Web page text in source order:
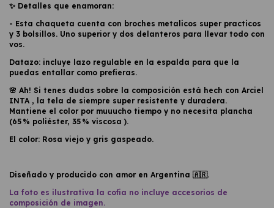
✨ Detalles que enamoran:
- Esta chaqueta cuenta con broches metalicos super practicos
y 3 bolsillos. Uno superior y dos delanteros para llevar todo con
vos.
Datazo: incluye lazo regulable en la espalda para que la
puedas entallar como prefieras.
🌸 Ah! Si tenes dudas sobre la composición está hech con Arciel
INTA , la tela de siempre super resistente y duradera.
Mantiene el color por muuucho tiempo y no necesita plancha
(65 % poliéster, 35 % viscosa ).
El color: Rosa viejo y gris gaspeado.
Diseñado y producido con amor en Argentina 🇦🇷.
La foto es ilustrativa la cofia no incluye accesorios de
composición de imagen.